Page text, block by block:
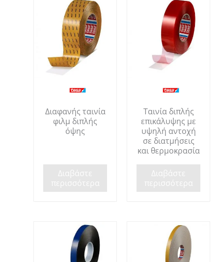
Διαφανής ταινία
φιλμ διπλής
όψης
Διαβάστε
περισσότερα
Ταινία διπλής
επικάλυψης με
υψηλή αντοχή
σε διατμήσεις
και θερμοκρασία
Διαβάστε
περισσότερα